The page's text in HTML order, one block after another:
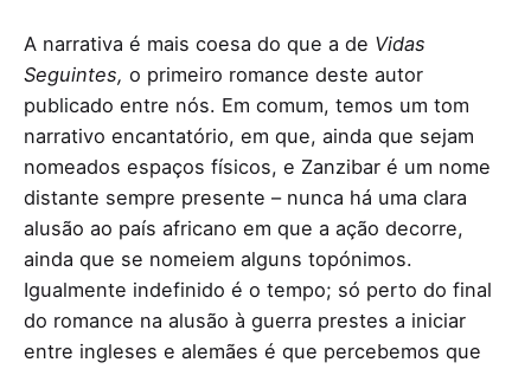
A narrativa é mais coesa do que a de Vidas
Seguintes, o primeiro romance deste autor
publicado entre nós. Em comum, temos um tom
narrativo encantatório, em que, ainda que sejam
nomeados espaços físicos, e Zanzibar é um nome
distante sempre presente – nunca há uma clara
alusão ao país africano em que a ação decorre,
ainda que se nomeiem alguns topónimos.
Igualmente indefinido é o tempo; só perto do final
do romance na alusão à guerra prestes a iniciar
entre ingleses e alemães é que percebemos que